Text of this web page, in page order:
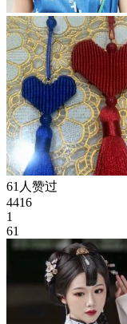
61人赞过
4416
1
61